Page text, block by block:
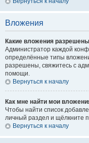
Вложения
Какие вложения
Администратор каждой
определённые типы
разрешены, свяжитесь с
помощи.
Вернуться к началу
Как мне найти мои
Чтобы найти список
личный раздел и щёлкните
Вернуться к началу